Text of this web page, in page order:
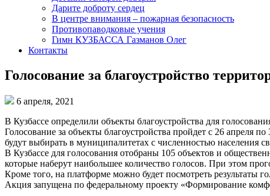
Дарите доброту сердец
В центре внимания – пожарная безопасность
Противопаводковые учения
Гимн КУЗБАССА Газманов Олег
Контакты
Голосование за благоустройство
6 апреля, 2021
В Кузбассе определили объекты благоустройства для
Голосование за объекты благоустройства пройдет с 26 апреля
будут выбирать в муниципалитетах с численностью населения
В Кузбассе для голосования отобраны 105 объектов и
которые наберут наибольшее количество голосов. При этом
Кроме того, на платформе можно будет посмотреть результаты
Акция запущена по федеральному проекту «Формирование